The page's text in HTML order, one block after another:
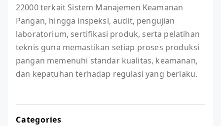
22000 terkait Sistem Manajemen Keamanan
Pangan, hingga inspeksi, audit, pengujian
laboratorium, sertifikasi produk, serta pelatihan
teknis guna memastikan setiap proses produksi
pangan memenuhi standar kualitas, keamanan,
dan kepatuhan terhadap regulasi yang berlaku.
Categories